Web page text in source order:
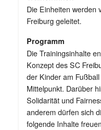
Die Einheiten werden
Freiburg geleitet.
Programm
Die Trainingsinhalte
Konzept des SC
der Kinder am
Mittelpunkt. Darüber
Solidarität und
anderem dürfen sich
folgende Inhalte